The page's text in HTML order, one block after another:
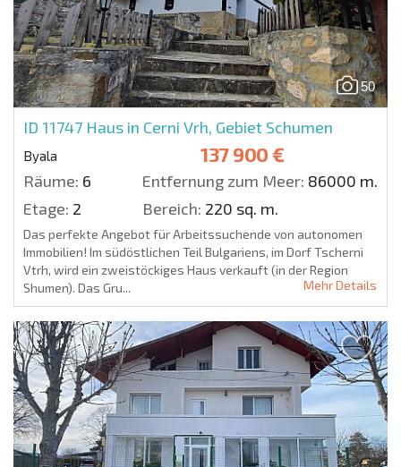
50
ID 11747 Haus in Cerni Vrh, Gebiet Schumen
Byala 137 900 €
Räume: 6 Entfernung zum Meer: 86000 m.
Etage: 2 Bereich: 220 sq. m.
Das perfekte Angebot für Arbeitssuchende von autonomen
Immobilien! Im südöstlichen Teil Bulgariens, im Dorf Tscherni
Vtrh, wird ein zweistöckiges Haus verkauft (in der Region
Shumen). Das Gru...
Mehr Details